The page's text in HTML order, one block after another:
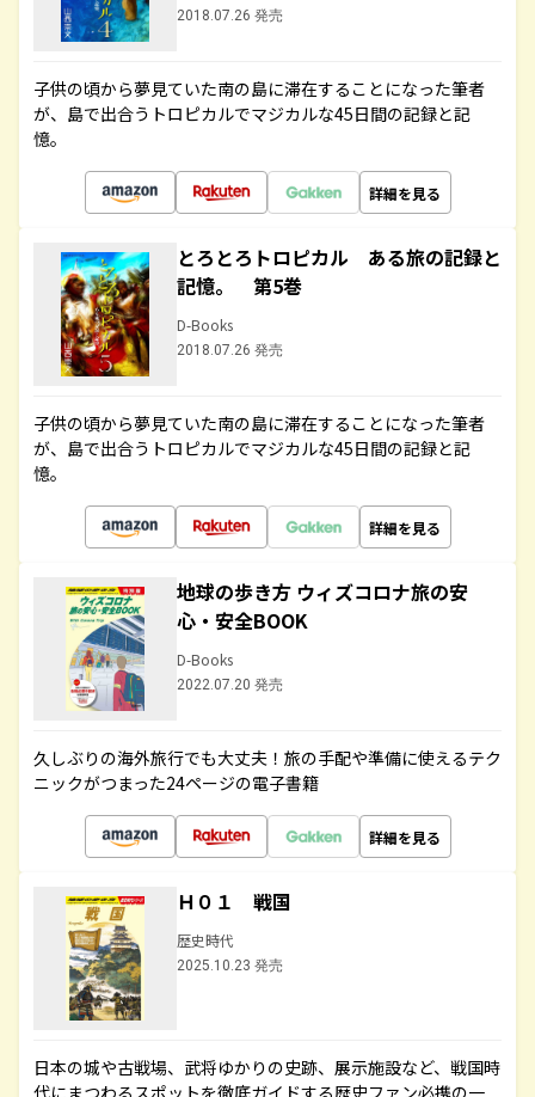
2018.07.26 発売
子供の頃から夢見ていた南の島に滞在することになった筆者
が、島で出合うトロピカルでマジカルな45日間の記録と記
憶。
詳細を見る
とろとろトロピカル ある旅の記録と
記憶。 第5巻
D-Books
2018.07.26 発売
子供の頃から夢見ていた南の島に滞在することになった筆者
が、島で出合うトロピカルでマジカルな45日間の記録と記
憶。
詳細を見る
地球の歩き方 ウィズコロナ旅の安
心・安全BOOK
D-Books
2022.07.20 発売
久しぶりの海外旅行でも大丈夫！旅の手配や準備に使えるテク
ニックがつまった24ページの電子書籍
詳細を見る
Ｈ０１ 戦国
歴史時代
2025.10.23 発売
日本の城や古戦場、武将ゆかりの史跡、展示施設など、戦国時
代にまつわるスポットを徹底ガイドする歴史ファン必携の一